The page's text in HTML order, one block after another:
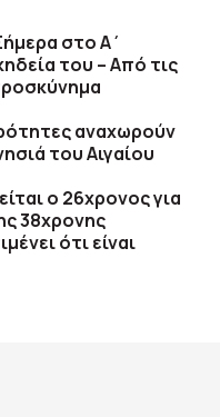
στο Α΄
του – Από τις
αναχωρούν
του Αιγαίου
ο 26χρονος για
38χρονης
ότι είναι